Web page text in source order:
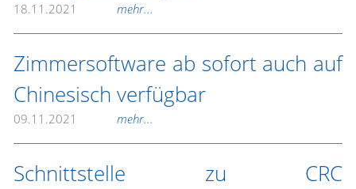
18.11.2021 mehr...
Zimmersoftware ab sofort auch auf
Chinesisch verfügbar
09.11.2021 mehr...
Schnittstelle zu CRC